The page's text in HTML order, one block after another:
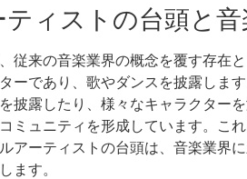
ィストの台頭と
従来の音楽業界の概念を覆す存在
ーであり、歌やダンスを披露しま
披露したり、様々なキャラクター
ミュニティを形成しています。こ
アーティストの台頭は、音楽業界
ます。